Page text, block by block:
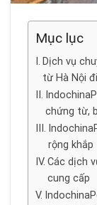
Mục lục
Dịch vụ
từ Hà Nội
chứng từ,
rộng khắp
Các dịch
cung cấp